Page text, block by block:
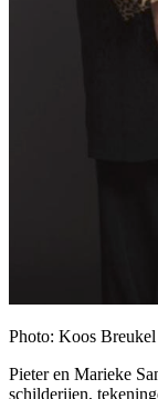
Photo: Koos Breukel
Pieter en Marieke
schilderijen,